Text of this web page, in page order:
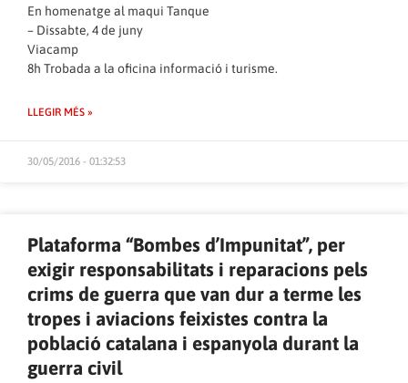
En homenatge al maqui Tanque
– Dissabte, 4 de juny
Viacamp
8h Trobada a la oficina informació i turisme.
LLEGIR MÉS »
30/05/2016 - 01:32:53
Plataforma “Bombes d’Impunitat”, per
exigir responsabilitats i reparacions pels
crims de guerra que van dur a terme les
tropes i aviacions feixistes contra la
població catalana i espanyola durant la
guerra civil